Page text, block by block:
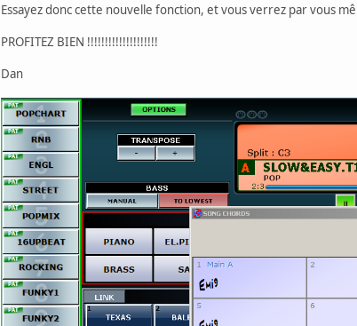
Essayez donc cette nouvelle fonction, et vous verrez par vous
PROFITEZ BIEN !!!!!!!!!!!!!!!!!!!!
Dan